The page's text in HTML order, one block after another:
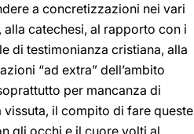
a concretizzazioni nei vari
catechesi, al rapporto con i
di testimonianza cristiana, alla
“ad extra” dell’ambito
per mancanza di
il compito di fare queste
gli occhi e il cuore volti al